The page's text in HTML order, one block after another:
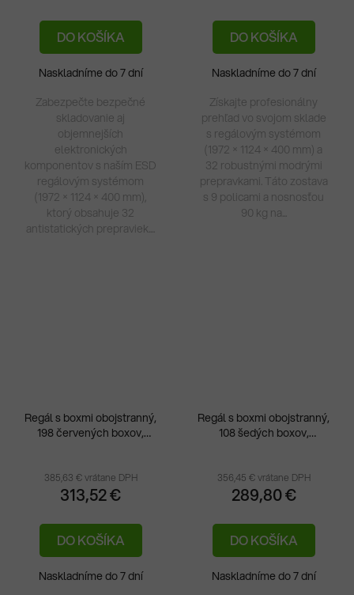
DO KOŠÍKA
Naskladníme do 7 dní
Zabezpečte bezpečné
skladovanie aj
objemnejších
elektronických
komponentov s naším ESD
regálovým systémom
(1972 × 1124 × 400 mm),
ktorý obsahuje 32
antistatických prepraviek....
DO KOŠÍKA
Naskladníme do 7 dní
Získajte profesionálny
prehľad vo svojom sklade
s regálovým systémom
(1972 × 1124 × 400 mm) a
32 robustnými modrými
prepravkami. Táto zostava
s 9 policami a nosnosťou
90 kg na...
Regál s boxmi obojstranný,
198 červených boxov,
385,63 € vrátane DPH
313,52 €
DO KOŠÍKA
Naskladníme do 7 dní
Regál s boxmi obojstranný,
108 šedých boxov,
356,45 € vrátane DPH
289,80 €
DO KOŠÍKA
Naskladníme do 7 dní